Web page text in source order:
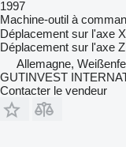
1997
Machine-outil à
Déplacement sur l'axe X
Déplacement sur l'axe Z
Allemagne,
GUTINVEST
Contacter le vendeur